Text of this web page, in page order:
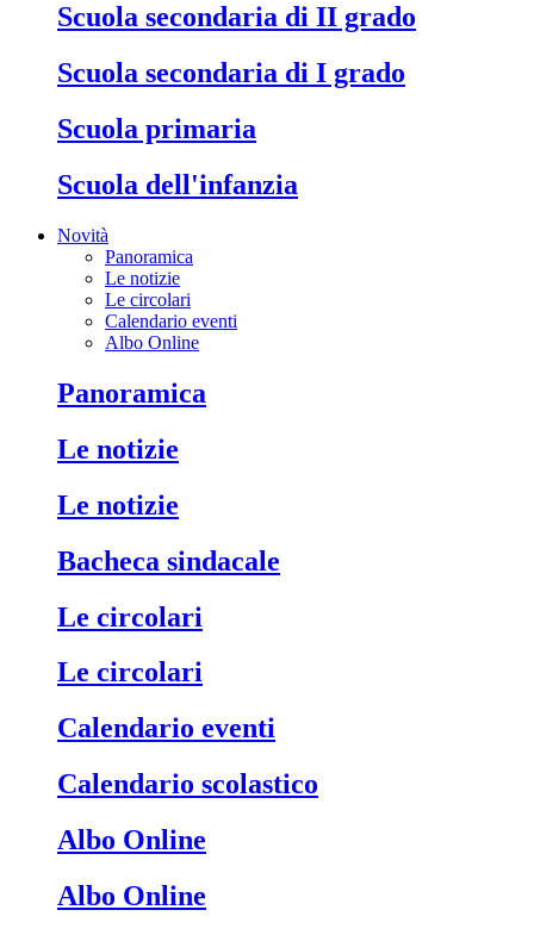
Scuola secondaria di II grado
Scuola secondaria di I grado
Scuola primaria
Scuola dell'infanzia
Novità
Panoramica
Le notizie
Le circolari
Calendario eventi
Albo Online
Panoramica
Le notizie
Le notizie
Bacheca sindacale
Le circolari
Le circolari
Calendario eventi
Calendario scolastico
Albo Online
Albo Online